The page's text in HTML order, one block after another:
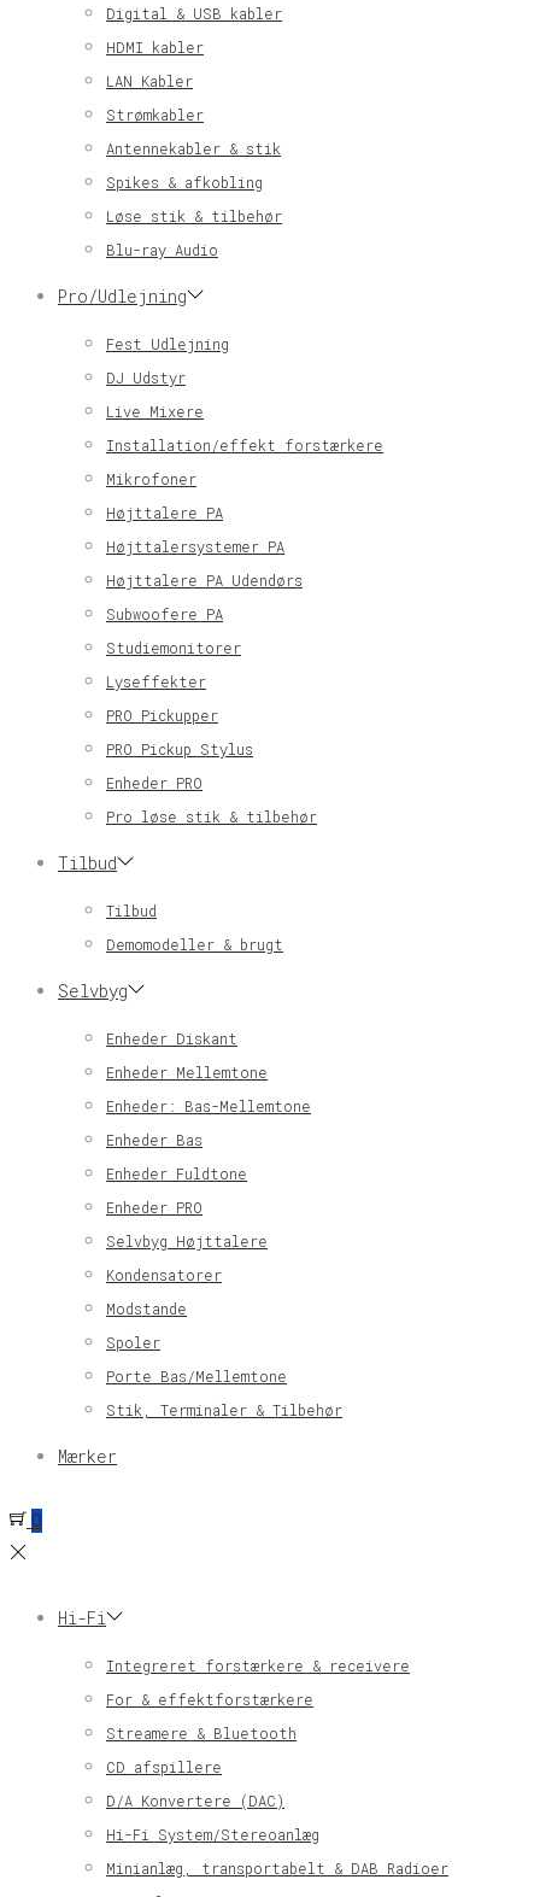
Digital & USB kabler
HDMI kabler
LAN Kabler
Strømkabler
Antennekabler & stik
Spikes & afkobling
Løse stik & tilbehør
Blu-ray Audio
Pro/Udlejning
Fest Udlejning
DJ Udstyr
Live Mixere
Installation/effekt forstærkere
Mikrofoner
Højttalere PA
Højttalersystemer PA
Højttalere PA Udendørs
Subwoofere PA
Studiemonitorer
Lyseffekter
PRO Pickupper
PRO Pickup Stylus
Enheder PRO
Pro løse stik & tilbehør
Tilbud
Tilbud
Demomodeller & brugt
Selvbyg
Enheder Diskant
Enheder Mellemtone
Enheder: Bas-Mellemtone
Enheder Bas
Enheder Fuldtone
Enheder PRO
Selvbyg Højttalere
Kondensatorer
Modstande
Spoler
Porte Bas/Mellemtone
Stik, Terminaler & Tilbehør
Mærker
0
Hi-Fi
Integreret forstærkere & receivere
For & effektforstærkere
Streamere & Bluetooth
CD afspillere
D/A Konvertere (DAC)
Hi-Fi System/Stereoanlæg
Minianlæg, transportabelt & DAB Radioer